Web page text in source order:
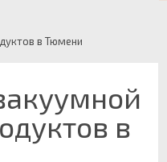
в Тюмени
в